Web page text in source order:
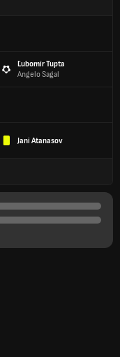
Ľubomír Tupta
Angelo Sagal
Jani Atanasov